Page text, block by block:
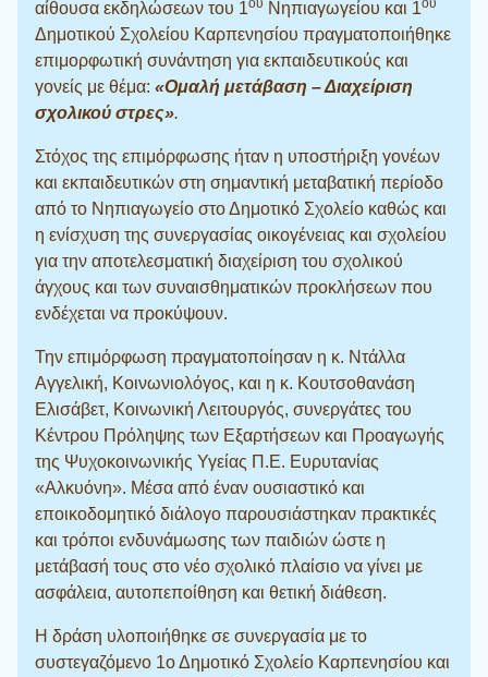
αίθουσα εκδηλώσεων του 1
Νηπιαγωγείου και 1
Δημοτικού Σχολείου Καρπενησίου πραγματοποιήθηκε
επιμορφωτική συνάντηση για εκπαιδευτικούς και
γονείς με θέμα: «Ομαλή μετάβαση – Διαχείριση
σχολικού στρες».
Στόχος της επιμόρφωσης ήταν η υποστήριξη γονέων
και εκπαιδευτικών στη σημαντική μεταβατική περίοδο
από το Νηπιαγωγείο στο Δημοτικό Σχολείο καθώς και
η ενίσχυση της συνεργασίας οικογένειας και σχολείου
για την αποτελεσματική διαχείριση του σχολικού
άγχους και των συναισθηματικών προκλήσεων που
ενδέχεται να προκύψουν.
Την επιμόρφωση πραγματοποίησαν η κ. Ντάλλα
Αγγελική, Κοινωνιολόγος, και η κ. Κουτσοθανάση
Ελισάβετ, Κοινωνική Λειτουργός, συνεργάτες του
Κέντρου Πρόληψης των Εξαρτήσεων και Προαγωγής
της Ψυχοκοινωνικής Υγείας Π.Ε. Ευρυτανίας
«Αλκυόνη». Μέσα από έναν ουσιαστικό και
εποικοδομητικό διάλογο παρουσιάστηκαν πρακτικές
και τρόποι ενδυνάμωσης των παιδιών ώστε η
μετάβασή τους στο νέο σχολικό πλαίσιο να γίνει με
ασφάλεια, αυτοπεποίθηση και θετική διάθεση.
Η δράση υλοποιήθηκε σε συνεργασία με το
συστεγαζόμενο 1ο Δημοτικό Σχολείο Καρπενησίου και